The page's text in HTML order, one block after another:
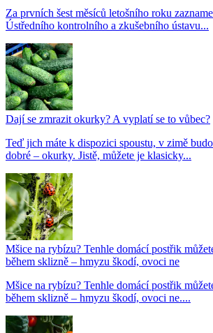
Za prvních šest měsíců letošního roku
Ústředního kontrolního a zkušebního ústavu...
Dají se zmrazit okurky? A vyplatí se to vůbec?
Teď jich máte k dispozici spoustu, v zimě
dobré – okurky. Jistě, můžete je klasicky...
Mšice na rybízu? Tenhle domácí postřik
během sklizně – hmyzu škodí, ovoci ne
Mšice na rybízu? Tenhle domácí postřik
během sklizně – hmyzu škodí, ovoci ne....